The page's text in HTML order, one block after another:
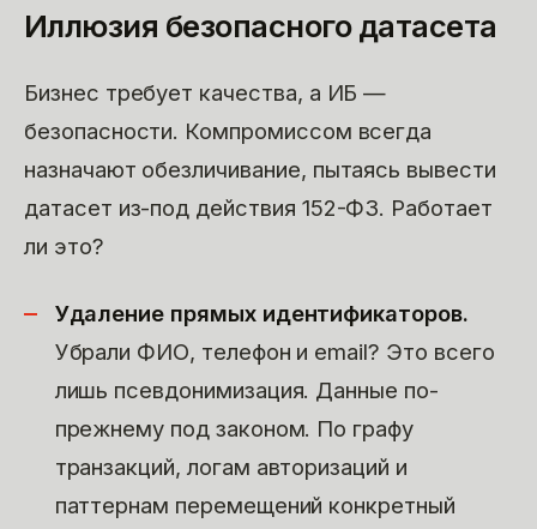
Иллюзия безопасного датасета
Бизнес требует качества, а ИБ —
безопасности. Компромиссом всегда
назначают обезличивание, пытаясь вывести
датасет из-под действия 152-ФЗ. Работает
ли это?
Удаление прямых идентификаторов.
Убрали ФИО, телефон и email? Это всего
лишь псевдонимизация. Данные по-
прежнему под законом. По графу
транзакций, логам авторизаций и
паттернам перемещений конкретный